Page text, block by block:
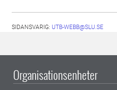
SIDANSVARIG: UTB-WEBB@SLU.SE
Organisationsenheter